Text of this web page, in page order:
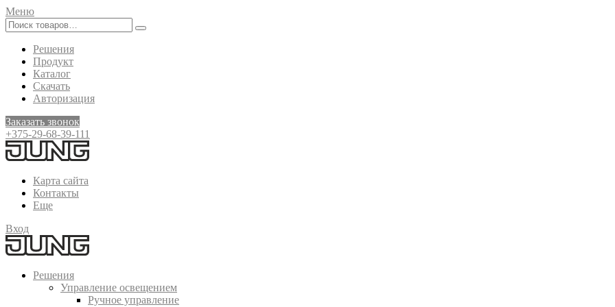
Меню
Решения
Продукт
Каталог
Скачать
Авторизация
Заказать звонок
+375-29-68-39-111
Карта сайта
Контакты
Еще
Вход
Решения
Управление освещением
Ручное управление